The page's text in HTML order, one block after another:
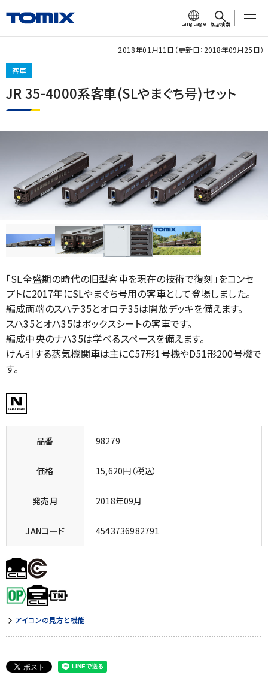
Language 製品検索
客車
JR 35-4000系客車(SLやまぐち号)セット
2018年01月11日（更新日：2018年09月25日）
「SL全盛期の時代の旧型客車を現在の技術で復刻」をコンセ
プトに2017年にSLやまぐち号用の客車として登場しました。
編成両端のスハテ35とオロテ35は開放デッキを備えます。
スハ35とオハ35はボックスシートの客車です。
編成中央のナハ35は学べるスペースを備えます。
けん引する蒸気機関車は主にC57形1号機やD51形200号機で
す。
品番 98279
価格 15,620円（税込）
発売月 2018年09月
JANコード 4543736982791
アイコンの見方と機能